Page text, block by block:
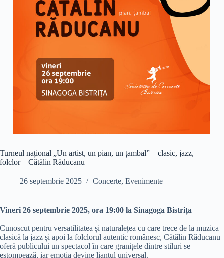
Turneul național „Un artist, un pian, un țambal” – clasic, jazz,
folclor – Cătălin Răducanu
26 septembrie 2025 Concerte, Evenimente
Vineri 26 septembrie 2025, ora 19:00 la Sinagoga Bistrița
Cunoscut pentru versatilitatea și naturalețea cu care trece de la muzica
clasică la jazz și apoi la folclorul autentic românesc, Cătălin Răducanu
oferă publicului un spectacol în care granițele dintre stiluri se
estompează, iar emoția devine liantul universal.